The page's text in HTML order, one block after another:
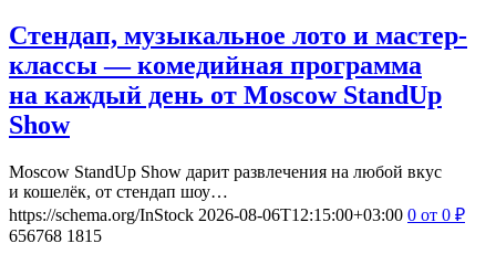
Стендап, музыкальное лото и мастер-
классы — комедийная программа
на каждый день от Moscow StandUp
Show
Moscow StandUp Show дарит развлечения на любой вкус
и кошелёк, от стендап шоу…
https://schema.org/InStock 2026-08-06T12:15:00+03:00 0 от 0 ₽
656768 1815